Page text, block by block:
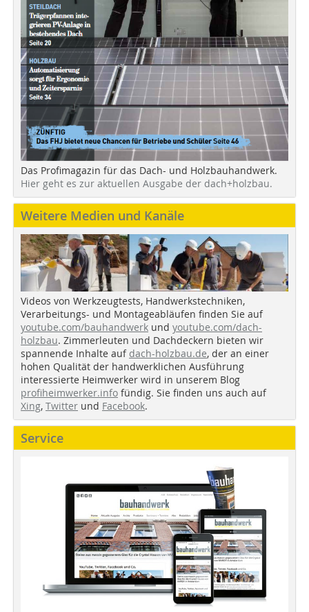
Das Profimagazin für das Dach- und Holzbauhandwerk.
Hier geht es zur aktuellen Ausgabe der dach+holzbau.
Weitere Medien und Kanäle
Videos von Werkzeugtests, Handwerkstechniken,
Verarbeitungs- und Montageabläufen finden Sie auf
youtube.com/bauhandwerk und youtube.com/dach-
holzbau. Zimmerleuten und Dachdeckern bieten wir
spannende Inhalte auf dach-holzbau.de, der an einer
hohen Qualität der handwerklichen Ausführung
interessierte Heimwerker wird in unserem Blog
profiheimwerker.info fündig. Sie finden uns auch auf
Xing, Twitter und Facebook.
Service